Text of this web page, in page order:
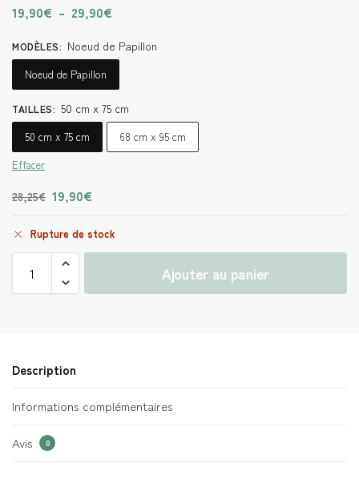
19,90€ – 29,90€
MODÈLES: Noeud de Papillon
Noeud de Papillon
TAILLES: 50 cm x 75 cm
50 cm x 75 cm
68 cm x 95 cm
Effacer
28,25€ 19,90€
Rupture de stock
Ajouter au panier
Description
Informations complémentaires
Avis 0